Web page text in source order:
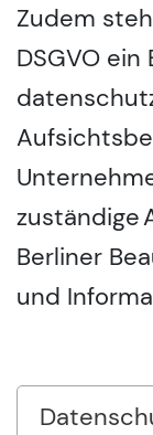
Zudem
DSGVO
zuständige
Berliner
und